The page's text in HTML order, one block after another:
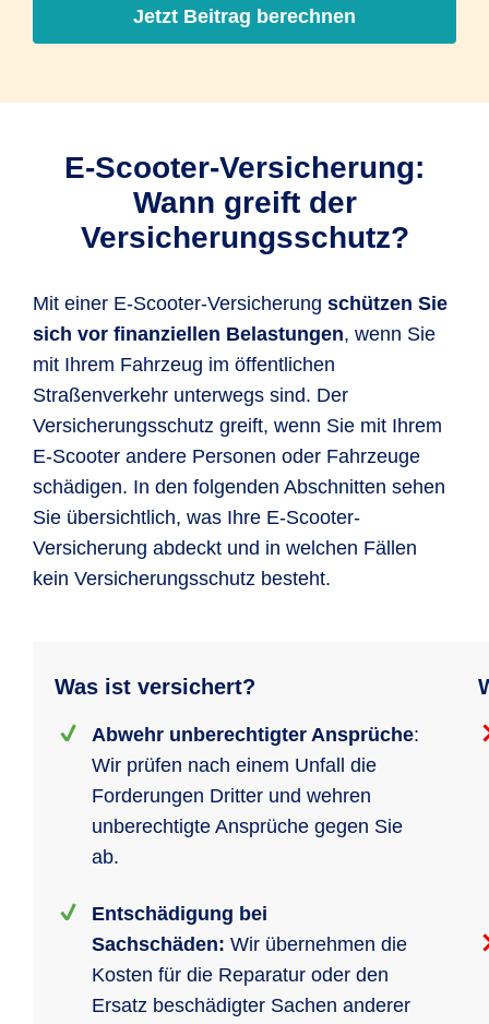
Jetzt Beitrag berechnen
E-Scooter-Versicherung:
Wann greift der
Versicherungsschutz?
Mit einer E-Scooter-Versicherung schützen Sie
sich vor finanziellen Belastungen, wenn Sie
mit Ihrem Fahrzeug im öffentlichen
Straßenverkehr unterwegs sind. Der
Versicherungsschutz greift, wenn Sie mit Ihrem
E-Scooter andere Personen oder Fahrzeuge
schädigen. In den folgenden Abschnitten sehen
Sie übersichtlich, was Ihre E-Scooter-
Versicherung abdeckt und in welchen Fällen
kein Versicherungsschutz besteht.
Was ist versichert?
Abwehr unberechtigter Ansprüche:
Wir prüfen nach einem Unfall die
Forderungen Dritter und wehren
unberechtigte Ansprüche gegen Sie
ab.
Entschädigung bei
Sachschäden: Wir übernehmen die
Kosten für die Reparatur oder den
Ersatz beschädigter Sachen anderer